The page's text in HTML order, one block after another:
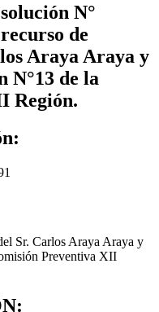
N°
de
Araya Araya y
N°13 de la
Región.
Sr. Carlos Araya Araya y
Preventiva XII